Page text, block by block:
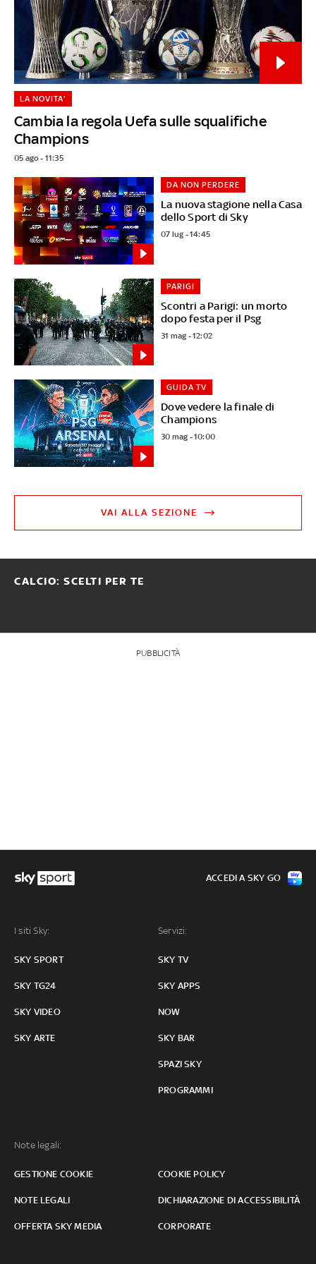
Cambia la regola Uefa sulle squalifiche
Champions
LA NOVITA'
05 ago - 11:35
La nuova stagione nella Casa
dello Sport di Sky
DA NON PERDERE
07 lug - 14:45
Scontri a Parigi: un morto
dopo festa per il Psg
PARIGI
31 mag - 12:02
Dove vedere la finale di
Champions
GUIDA TV
30 mag - 10:00
VAI ALLA SEZIONE
CALCIO: SCELTI PER TE
PUBBLICITÀ
I siti Sky:
SKY SPORT
SKY TG24
SKY VIDEO
SKY ARTE
Servizi:
SKY TV
SKY APPS
NOW
SKY BAR
SPAZI SKY
PROGRAMMI
Note legali:
GESTIONE COOKIE COOKIE POLICY
NOTE LEGALI DICHIARAZIONE DI ACCESSIBILITÀ
OFFERTA SKY MEDIA CORPORATE
ACCEDI A SKY GO